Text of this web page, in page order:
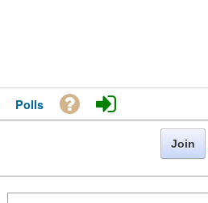
Polls
Join